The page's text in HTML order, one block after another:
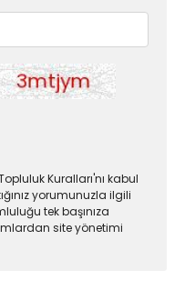
Kuralları'nı kabul
yorumunuzla ilgili
tek başınıza
site yönetimi